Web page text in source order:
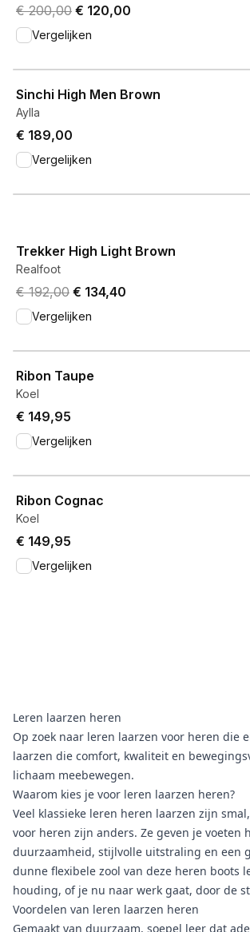
Original price was € 200,00.
€ 200,00 Current price is € 120,00.
€ 120,00
Vergelijken
Sinchi High Men Brown
Aylla
€ 189,00
Vergelijken
Trekker High Light Brown
Realfoot
Original price was € 192,00.
€ 192,00 Current price is € 134,40.
€ 134,40
Vergelijken
Ribon Taupe
Koel
€ 149,95
Vergelijken
Ribon Cognac
Koel
€ 149,95
Vergelijken
Leren laarzen heren
Op zoek naar leren laarzen voor heren die
laarzen die comfort, kwaliteit en
lichaam meebewegen.
Waarom kies je voor leren laarzen heren?
Veel klassieke leren heren laarzen zijn
voor heren zijn anders. Ze geven je
duurzaamheid, stijlvolle uitstraling en een
dunne flexibele zool van deze heren boots
houding, of je nu naar werk gaat, door de
Voordelen van leren laarzen heren
Gemaakt van duurzaam, soepel leer dat